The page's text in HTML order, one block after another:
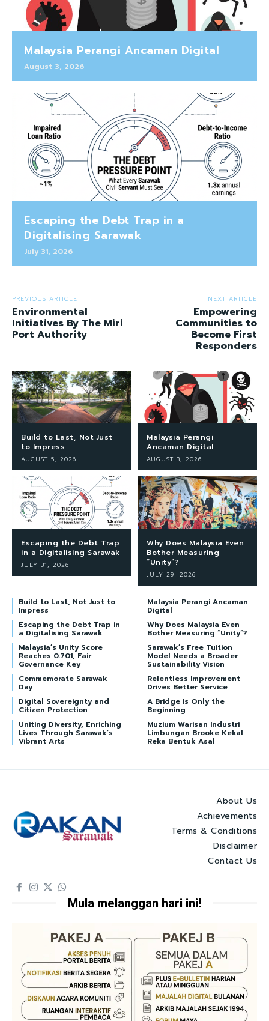
Malaysia Perangi Ancaman Digital
August 3, 2026
Escaping the Debt Trap in a
Digitalising Sarawak
July 31, 2026
PREVIOUS ARTICLE
Environmental
Initiatives By The Miri
Port Authority
NEXT ARTICLE
Empowering
Communities to
Become First
Responders
Build to Last, Not Just
to Impress
AUGUST 5, 2026
Malaysia Perangi
Ancaman Digital
AUGUST 3, 2026
Escaping the Debt Trap
in a Digitalising Sarawak
JULY 31, 2026
Why Does Malaysia Even
Bother Measuring
“Unity”?
JULY 29, 2026
Build to Last, Not Just to
Impress
Malaysia Perangi Ancaman
Digital
Escaping the Debt Trap in
a Digitalising Sarawak
Why Does Malaysia Even
Bother Measuring “Unity”?
Malaysia’s Unity Score
Reaches 0.701, Fair
Governance Key
Sarawak’s Free Tuition
Model Needs a Broader
Sustainability Vision
Commemorate Sarawak
Day
Relentless Improvement
Drives Better Service
Digital Sovereignty and
Citizen Protection
A Bridge Is Only the
Beginning
Uniting Diversity, Enriching
Lives Through Sarawak’s
Vibrant Arts
Muzium Warisan Industri
Limbungan Brooke Kekal
Reka Bentuk Asal
About Us
Achievements
Terms & Conditions
Disclaimer
Contact Us
Mula melanggan hari ini!